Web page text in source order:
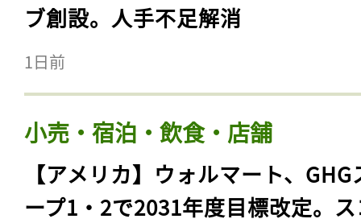
ブ創設。人手不足解消
1日前
小売・宿泊・飲食・店舗
【アメリカ】ウォルマート、GHG
ープ1・2で2031年度目標改定。